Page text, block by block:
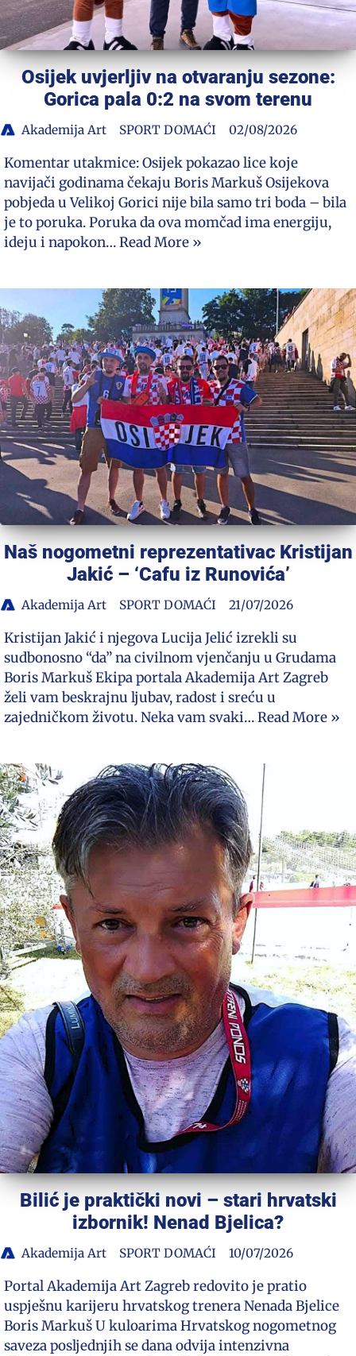
Osijek uvjerljiv na otvaranju sezone:
Gorica pala 0:2 na svom terenu
Akademija Art SPORT DOMAĆI 02/08/2026
Komentar utakmice: Osijek pokazao lice koje
navijači godinama čekaju Boris Markuš Osijekova
pobjeda u Velikoj Gorici nije bila samo tri boda – bila
je to poruka. Poruka da ova momčad ima energiju,
ideju i napokon…Read More »
Naš nogometni reprezentativac Kristijan
Jakić – ‘Cafu iz Runovića’
Akademija Art SPORT DOMAĆI 21/07/2026
Kristijan Jakić i njegova Lucija Jelić izrekli su
sudbonosno “da” na civilnom vjenčanju u Grudama
Boris Markuš Ekipa portala Akademija Art Zagreb
želi vam beskrajnu ljubav, radost i sreću u
zajedničkom životu. Neka vam svaki…Read More »
Bilić je praktički novi – stari hrvatski
izbornik! Nenad Bjelica?
Akademija Art SPORT DOMAĆI 10/07/2026
Portal Akademija Art Zagreb redovito je pratio
uspješnu karijeru hrvatskog trenera Nenada Bjelice
Boris Markuš U kuloarima Hrvatskog nogometnog
saveza posljednjih se dana odvija intenzivna